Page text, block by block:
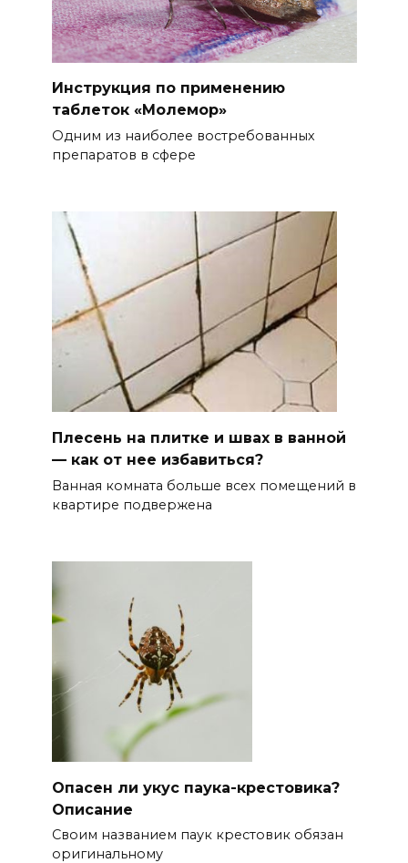
Инструкция по применению
таблеток «Молемор»
Одним из наиболее востребованных
препаратов в сфере
Плесень на плитке и швах в ванной
— как от нее избавиться?
Ванная комната больше всех помещений в
квартире подвержена
Опасен ли укус паука-крестовика?
Описание
Своим названием паук крестовик обязан
оригинальному